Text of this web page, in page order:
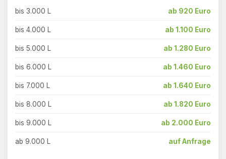
bis 3.000 L ab 920 Euro
bis 4.000 L ab 1.100 Euro
bis 5.000 L ab 1.280 Euro
bis 6.000 L ab 1.460 Euro
bis 7.000 L ab 1.640 Euro
bis 8.000 L ab 1.820 Euro
bis 9.000 L ab 2.000 Euro
ab 9.000 L auf Anfrage